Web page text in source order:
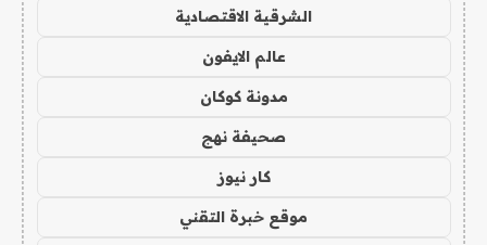
الشرقية الاقتصادية
عالم الايفون
مدونة كوكان
صحيفة نهج
كار نيوز
موقع خبرة التقني